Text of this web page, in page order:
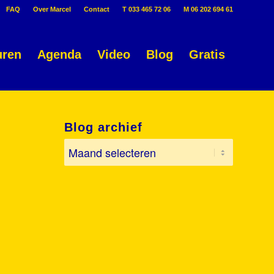
FAQ Over Marcel Contact T 033 465 72 06 M 06 202 694 61
Agenda Video Blog Gratis
Blog archief